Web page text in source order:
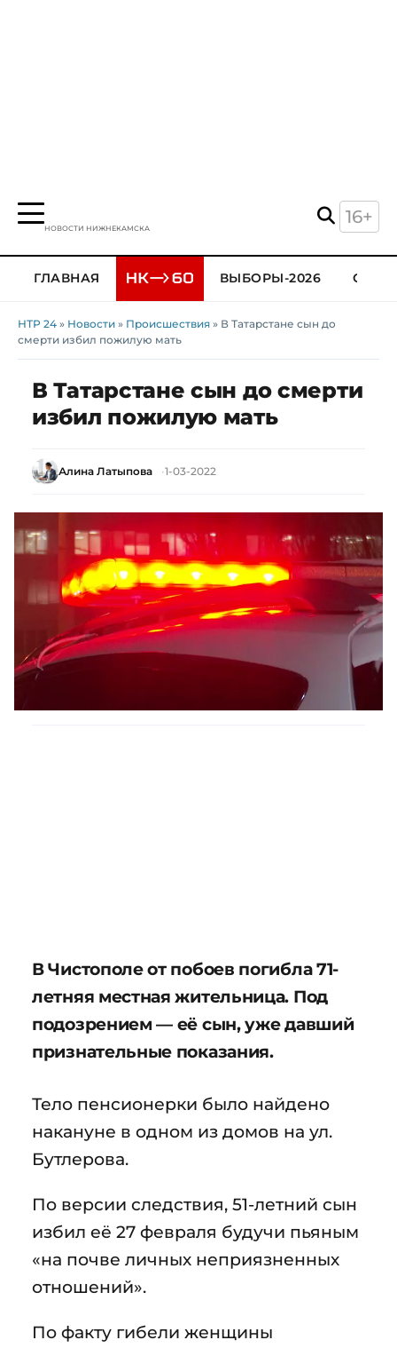
НОВОСТИ НИЖНЕКАМСКА
16+
ГЛАВНАЯ ВЫБОРЫ-2026
НТР 24 » Новости » Происшествия » В Татарстане сын до
смерти избил пожилую мать
В Татарстане сын до смерти
избил пожилую мать
Алина Латыпова 1-03-2022
В Чистополе от побоев погибла 71-
летняя местная жительница. Под
подозрением — её сын, уже давший
признательные показания.
Тело пенсионерки было найдено
накануне в одном из домов на ул.
Бутлерова.
По версии следствия, 51-летний сын
избил её 27 февраля будучи пьяным
«на почве личных неприязненных
отношений».
По факту гибели женщины